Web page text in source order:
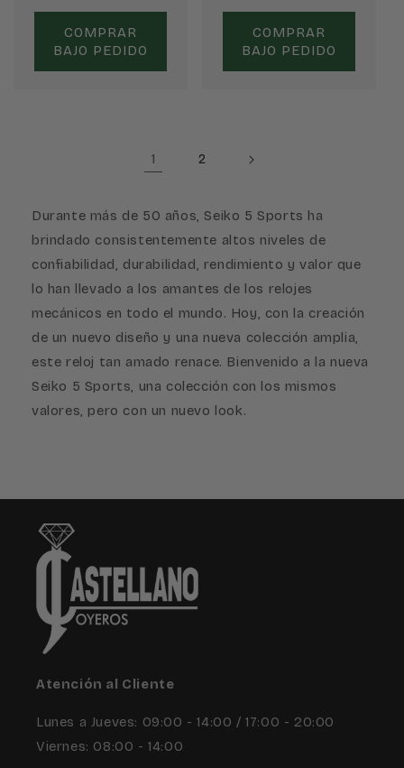
habitual
COMPRAR
BAJO PEDIDO
habitual
COMPRAR
BAJO PEDIDO
1 2
Durante más de 50 años, Seiko 5 Sports ha
brindado consistentemente altos niveles de
confiabilidad, durabilidad, rendimiento y valor que
lo han llevado a los amantes de los relojes
mecánicos en todo el mundo. Hoy, con la creación
de un nuevo diseño y una nueva colección amplia,
este reloj tan amado renace. Bienvenido a la nueva
Seiko 5 Sports, una colección con los mismos
valores, pero con un nuevo look.
Atención al Cliente
Lunes a Jueves: 09:00 - 14:00 / 17:00 - 20:00
Viernes: 08:00 - 14:00